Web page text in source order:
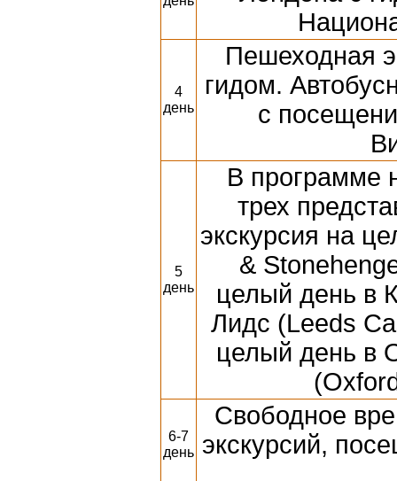
4
день
Пешеходная
гидом.
с
5
день
В программе
трех
экскурсия на
&
целый день в
Лидс (Leeds
целый день в
6-7
день
Свободное
экскурсий,